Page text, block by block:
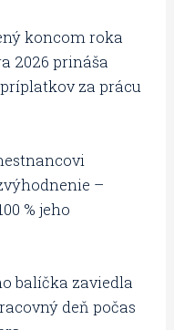
koncom roka
2026 prináša
za prácu
–
% jeho
balíčka zaviedla
deň počas